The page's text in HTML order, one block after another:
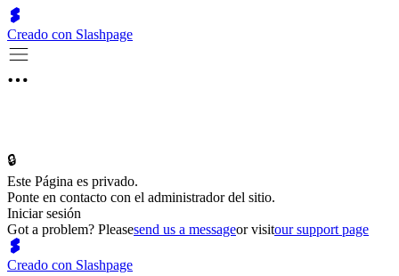
Creado con Slashpage
🔒
Este Página es privado.
Ponte en contacto con el administrador del sitio.
Iniciar sesión
Got a problem? Pleasesend us a messageor visitour support page
Creado con Slashpage